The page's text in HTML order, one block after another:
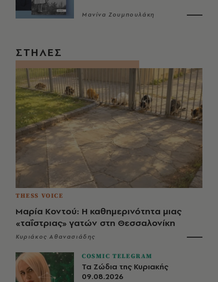
Μανίνα Ζουμπουλάκη
ΣΤΗΛΕΣ
THESS VOICE
Μαρία Κοντού: Η καθημερινότητα μιας
«ταΐστριας» γατών στη Θεσσαλονίκη
Κυριάκος Αθανασιάδης
COSMIC TELEGRAM
Τα Ζώδια της Κυριακής
09.08.2026